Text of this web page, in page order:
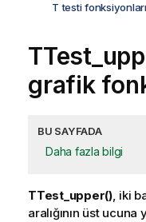
T testi fonksiyonları
grafik
BU SAYFADA
Daha fazla bilgi
TTest_upper(), iki
aralığının üst